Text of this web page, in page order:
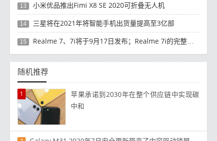
13 小米优品推出Fimi X8 SE 2020可折叠无人机
14 三星将在2021年将智能手机出货量提高至3亿部
15 Realme 7、7i将于9月17日发布；Realme 7i的完整规格并导致泄漏
随机推荐
1
苹果承诺到2030年在整个供应链中实现碳
中和